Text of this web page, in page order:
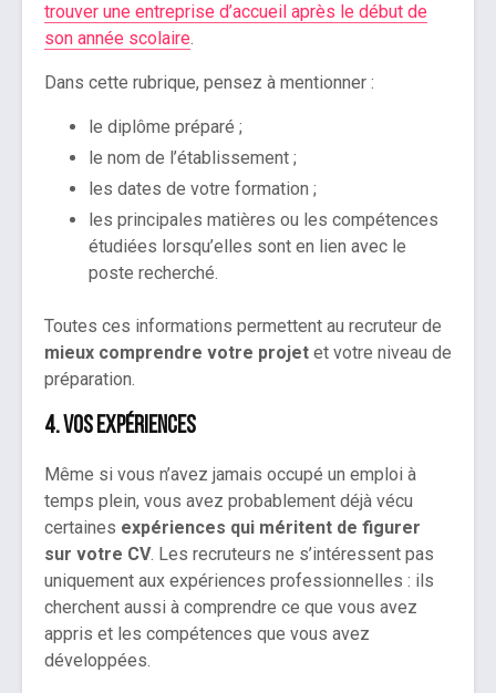
trouver une entreprise d’accueil après le début de
son année scolaire.
Dans cette rubrique, pensez à mentionner :
le diplôme préparé ;
le nom de l’établissement ;
les dates de votre formation ;
les principales matières ou les compétences
étudiées lorsqu’elles sont en lien avec le
poste recherché.
Toutes ces informations permettent au recruteur de
mieux comprendre votre projet et votre niveau de
préparation.
4. Vos expériences
Même si vous n’avez jamais occupé un emploi à
temps plein, vous avez probablement déjà vécu
certaines expériences qui méritent de figurer
sur votre CV. Les recruteurs ne s’intéressent pas
uniquement aux expériences professionnelles : ils
cherchent aussi à comprendre ce que vous avez
appris et les compétences que vous avez
développées.